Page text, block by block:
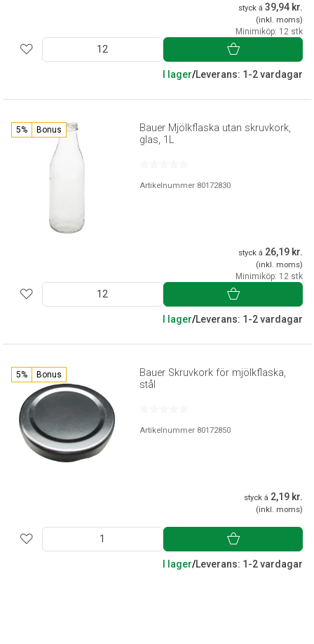
styck á 39,94 kr.
(inkl. moms)
Minimiköp: 12 stk
I lager/Leverans: 1-2 vardagar
5% Bonus
Bauer Mjölkflaska utan skruvkork,
glas, 1L
Artikelnummer 80172830
styck á 26,19 kr.
(inkl. moms)
Minimiköp: 12 stk
I lager/Leverans: 1-2 vardagar
5% Bonus
Bauer Skruvkork för mjölkflaska,
stål
Artikelnummer 80172850
styck á 2,19 kr.
(inkl. moms)
I lager/Leverans: 1-2 vardagar